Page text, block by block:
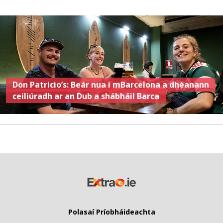
Don Patricio’s: Beár nua i mBarcelona a dhéanann
ceiliúradh ar an Dub a shábháil Barca
Polasaí Príobháideachta